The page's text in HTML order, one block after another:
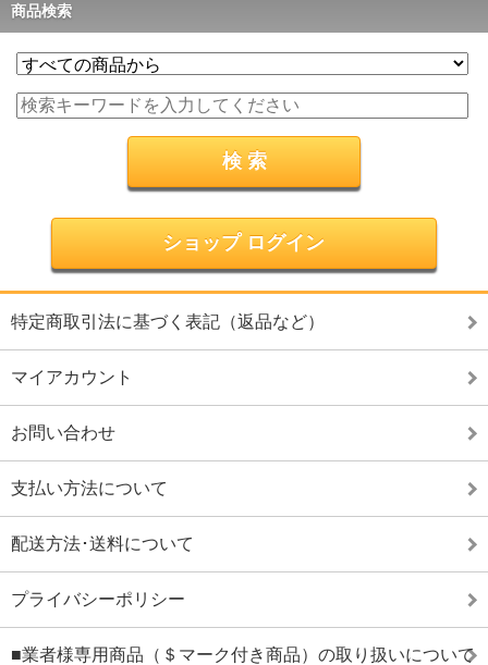
商品検索
ショップ ログイン
特定商取引法に基づく表記（返品など）
マイアカウント
お問い合わせ
支払い方法について
配送方法･送料について
プライバシーポリシー
■業者様専用商品（＄マーク付き商品）の取り扱いについて